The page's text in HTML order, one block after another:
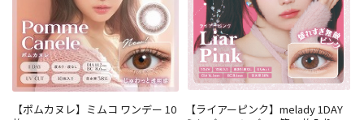
【ポムカヌレ】ミムコ ワンデー 10
【ライアーピンク】melady 1DAY